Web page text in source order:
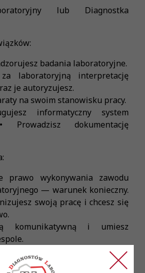
lub Diagnostka
badania laboratoryjne.
laboratoryjną interpretację
je autoryzujesz.
na swoim stanowisku pracy.
informatyczny system
Prowadzisz dokumentację
prawo wykonywania zawodu
— warunek konieczny.
swoją pracę i chcesz się
komunikatywną i umiesz